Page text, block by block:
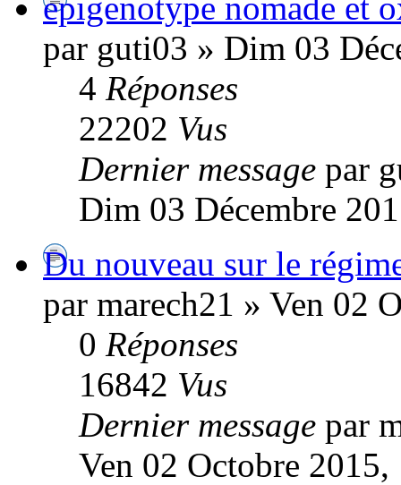
par guti03 » Dim 03
4 Réponses
22202 Vus
Dernier message par
Dim 03 Décembre
Du nouveau sur le
par marech21 » Ven 02
0 Réponses
16842 Vus
Dernier message par
Ven 02 Octobre 2015,